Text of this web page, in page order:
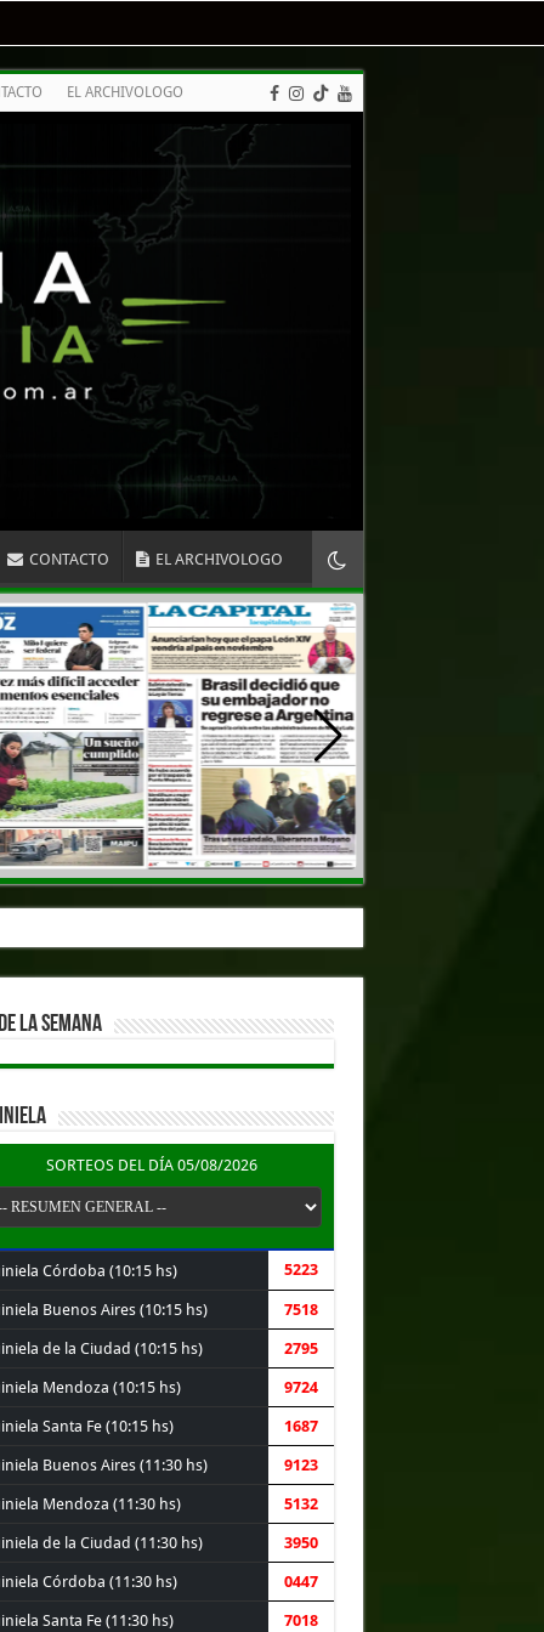
EL ARCHIVOLOGO
CONTACTO EL ARCHIVOLOGO
LA SEMANA
SORTEOS DEL DÍA 05/08/2026
Córdoba (10:15 hs) 5223
Buenos Aires (10:15 hs) 7518
de la Ciudad (10:15 hs) 2795
Mendoza (10:15 hs) 9724
Santa Fe (10:15 hs) 1687
Buenos Aires (11:30 hs) 9123
Mendoza (11:30 hs) 5132
de la Ciudad (11:30 hs) 3950
Córdoba (11:30 hs) 0447
Santa Fe (11:30 hs) 7018